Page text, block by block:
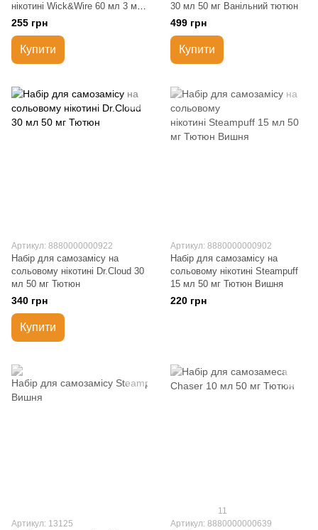
нікотині Wick&Wire 60 мл 3 мг
Пряний тютюн і кокосове
молоко
255 грн
Купити
30 мл 50 мг Ванільний тютюн
499 грн
Купити
Артикул: 8880000000922
Набір для самозамісу на
сольовому нікотині Dr.Cloud 30
мл 50 мг Тютюн
340 грн
Купити
Артикул: 8880000000902
Набір для самозамісу на
сольовому нікотині Steampuff
15 мл 50 мг Тютюн Вишня
220 грн
Артикул: 13125
11
Артикул: 8880000000639